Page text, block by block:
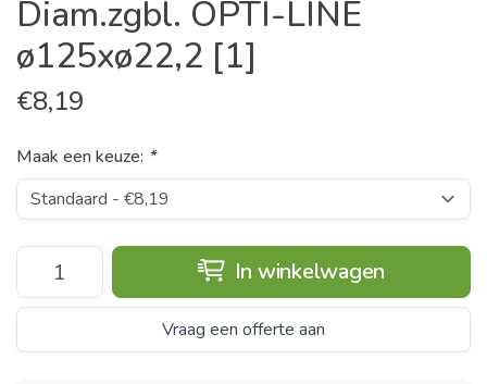
Diam.zgbl. OPTI-LINE
ø125xø22,2 [1]
€8,19
Maak een keuze: *
In winkelwagen
Vraag een offerte aan